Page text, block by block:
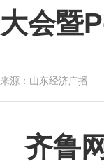
大会暨
来源： 山东经济广播
齐鲁网